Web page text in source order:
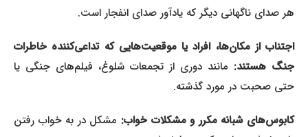
هر صدای ناگهانی دیگر که یادآور صدای انفجار است.
اجتناب از مکان‌ها، افراد یا موقعیت‌هایی که تداعی‌کننده خاطرات
جنگ هستند:مانند دوری از تجمعات شلوغ، فیلم‌های جنگی یا
حتی صحبت در مورد گذشته.
کابوس‌های شبانه مکرر و مشکلات خواب:مشکل در به خواب رفتن